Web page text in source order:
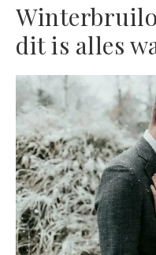
dit is alles